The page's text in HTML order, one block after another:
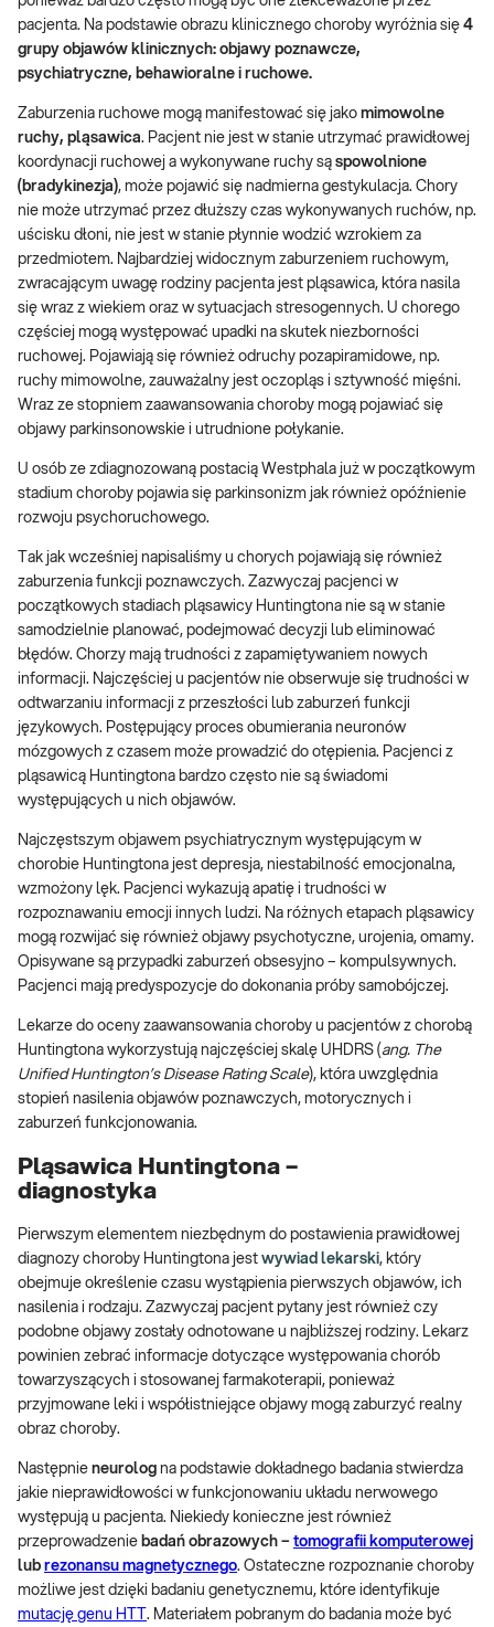
pacjenta. Na podstawie obrazu klinicznego choroby wyróżnia się 4
grupy objawów klinicznych: objawy poznawcze,
psychiatryczne, behawioralne i ruchowe.
Zaburzenia ruchowe mogą manifestować się jako mimowolne
ruchy, pląsawica. Pacjent nie jest w stanie utrzymać prawidłowej
koordynacji ruchowej a wykonywane ruchy są spowolnione
(bradykinezja), może pojawić się nadmierna gestykulacja. Chory
nie może utrzymać przez dłuższy czas wykonywanych ruchów, np.
uścisku dłoni, nie jest w stanie płynnie wodzić wzrokiem za
przedmiotem. Najbardziej widocznym zaburzeniem ruchowym,
zwracającym uwagę rodziny pacjenta jest pląsawica, która nasila
się wraz z wiekiem oraz w sytuacjach stresogennych. U chorego
częściej mogą występować upadki na skutek niezborności
ruchowej. Pojawiają się również odruchy pozapiramidowe, np.
ruchy mimowolne, zauważalny jest oczopląs i sztywność mięśni.
Wraz ze stopniem zaawansowania choroby mogą pojawiać się
objawy parkinsonowskie i utrudnione połykanie.
U osób ze zdiagnozowaną postacią Westphala już w początkowym
stadium choroby pojawia się parkinsonizm jak również opóźnienie
rozwoju psychoruchowego.
Tak jak wcześniej napisaliśmy u chorych pojawiają się również
zaburzenia funkcji poznawczych. Zazwyczaj pacjenci w
początkowych stadiach pląsawicy Huntingtona nie są w stanie
samodzielnie planować, podejmować decyzji lub eliminować
błędów. Chorzy mają trudności z zapamiętywaniem nowych
informacji. Najczęściej u pacjentów nie obserwuje się trudności w
odtwarzaniu informacji z przeszłości lub zaburzeń funkcji
językowych. Postępujący proces obumierania neuronów
mózgowych z czasem może prowadzić do otępienia. Pacjenci z
pląsawicą Huntingtona bardzo często nie są świadomi
występujących u nich objawów.
Najczęstszym objawem psychiatrycznym występującym w
chorobie Huntingtona jest depresja, niestabilność emocjonalna,
wzmożony lęk. Pacjenci wykazują apatię i trudności w
rozpoznawaniu emocji innych ludzi. Na różnych etapach pląsawicy
mogą rozwijać się również objawy psychotyczne, urojenia, omamy.
Opisywane są przypadki zaburzeń obsesyjno – kompulsywnych.
Pacjenci mają predyspozycje do dokonania próby samobójczej.
Lekarze do oceny zaawansowania choroby u pacjentów z chorobą
Huntingtona wykorzystują najczęściej skalę UHDRS ( ang. The
Unified Huntington’s Disease Rating Scale), która uwzględnia
stopień nasilenia objawów poznawczych, motorycznych i
zaburzeń funkcjonowania.
Pląsawica Huntingtona –
diagnostyka
Pierwszym elementem niezbędnym do postawienia prawidłowej
diagnozy choroby Huntingtona jest wywiad lekarski, który
obejmuje określenie czasu wystąpienia pierwszych objawów, ich
nasilenia i rodzaju. Zazwyczaj pacjent pytany jest również czy
podobne objawy zostały odnotowane u najbliższej rodziny. Lekarz
powinien zebrać informacje dotyczące występowania chorób
towarzyszących i stosowanej farmakoterapii, ponieważ
przyjmowane leki i współistniejące objawy mogą zaburzyć realny
obraz choroby.
Następnie neurolog na podstawie dokładnego badania stwierdza
jakie nieprawidłowości w funkcjonowaniu układu nerwowego
występują u pacjenta. Niekiedy konieczne jest również
przeprowadzenie badań obrazowych – tomografii komputerowej
lub rezonansu magnetycznego. Ostateczne rozpoznanie choroby
możliwe jest dzięki badaniu genetycznemu, które identyfikuje
mutację genu HTT . Materiałem pobranym do badania może być